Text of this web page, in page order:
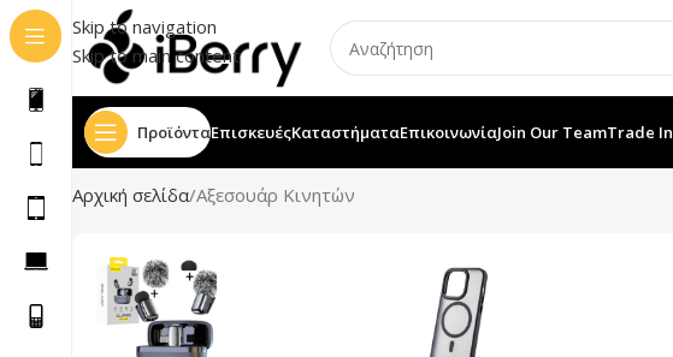
Skip to navigation
Skip to main content
ΠροϊόνταΕπισκευέςΚαταστήματαΕπικοινωνίαJoin Our TeamTrade In
Αρχική σελίδα Αξεσουάρ Κινητών